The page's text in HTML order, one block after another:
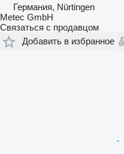
Германия, Nürtingen
Metec GmbH
Связаться с продавцом
Добавить в избранное